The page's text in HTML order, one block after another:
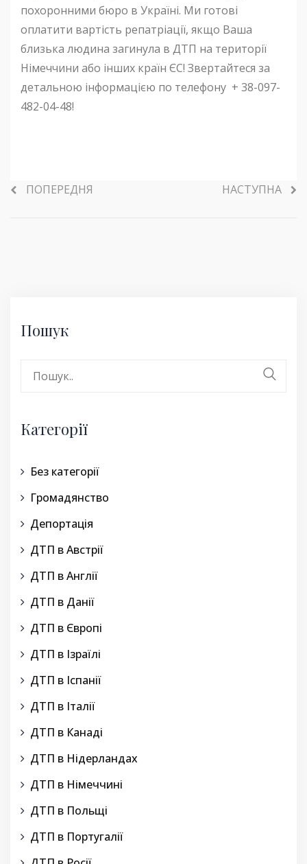
похоронними бюро в Україні. Ми готові
оплатити вартість репатріації, якщо Ваша
близька людина загинула в ДТП на території
Німеччини або інших країн ЄС! Звертайтеся за
детальною інформацією по телефону + 38-097-
482-04-48!
ПОПЕРЕДНЯ НАСТУПНА
Пошук
Категорії
Без категорії
Громадянство
Депортація
ДТП в Австрії
ДТП в Англії
ДТП в Данії
ДТП в Європі
ДТП в Ізраїлі
ДТП в Іспанії
ДТП в Італії
ДТП в Канаді
ДТП в Нідерландах
ДТП в Німеччині
ДТП в Польщі
ДТП в Португалії